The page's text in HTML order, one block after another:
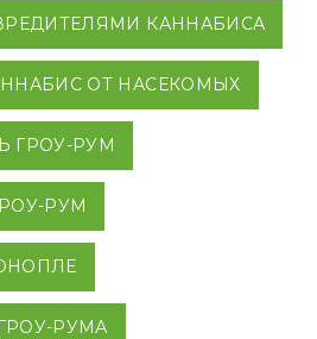
КАННАБИСА
ОТ НАСЕКОМЫХ
ГРОУ-РУМ
РУМ
РУМА